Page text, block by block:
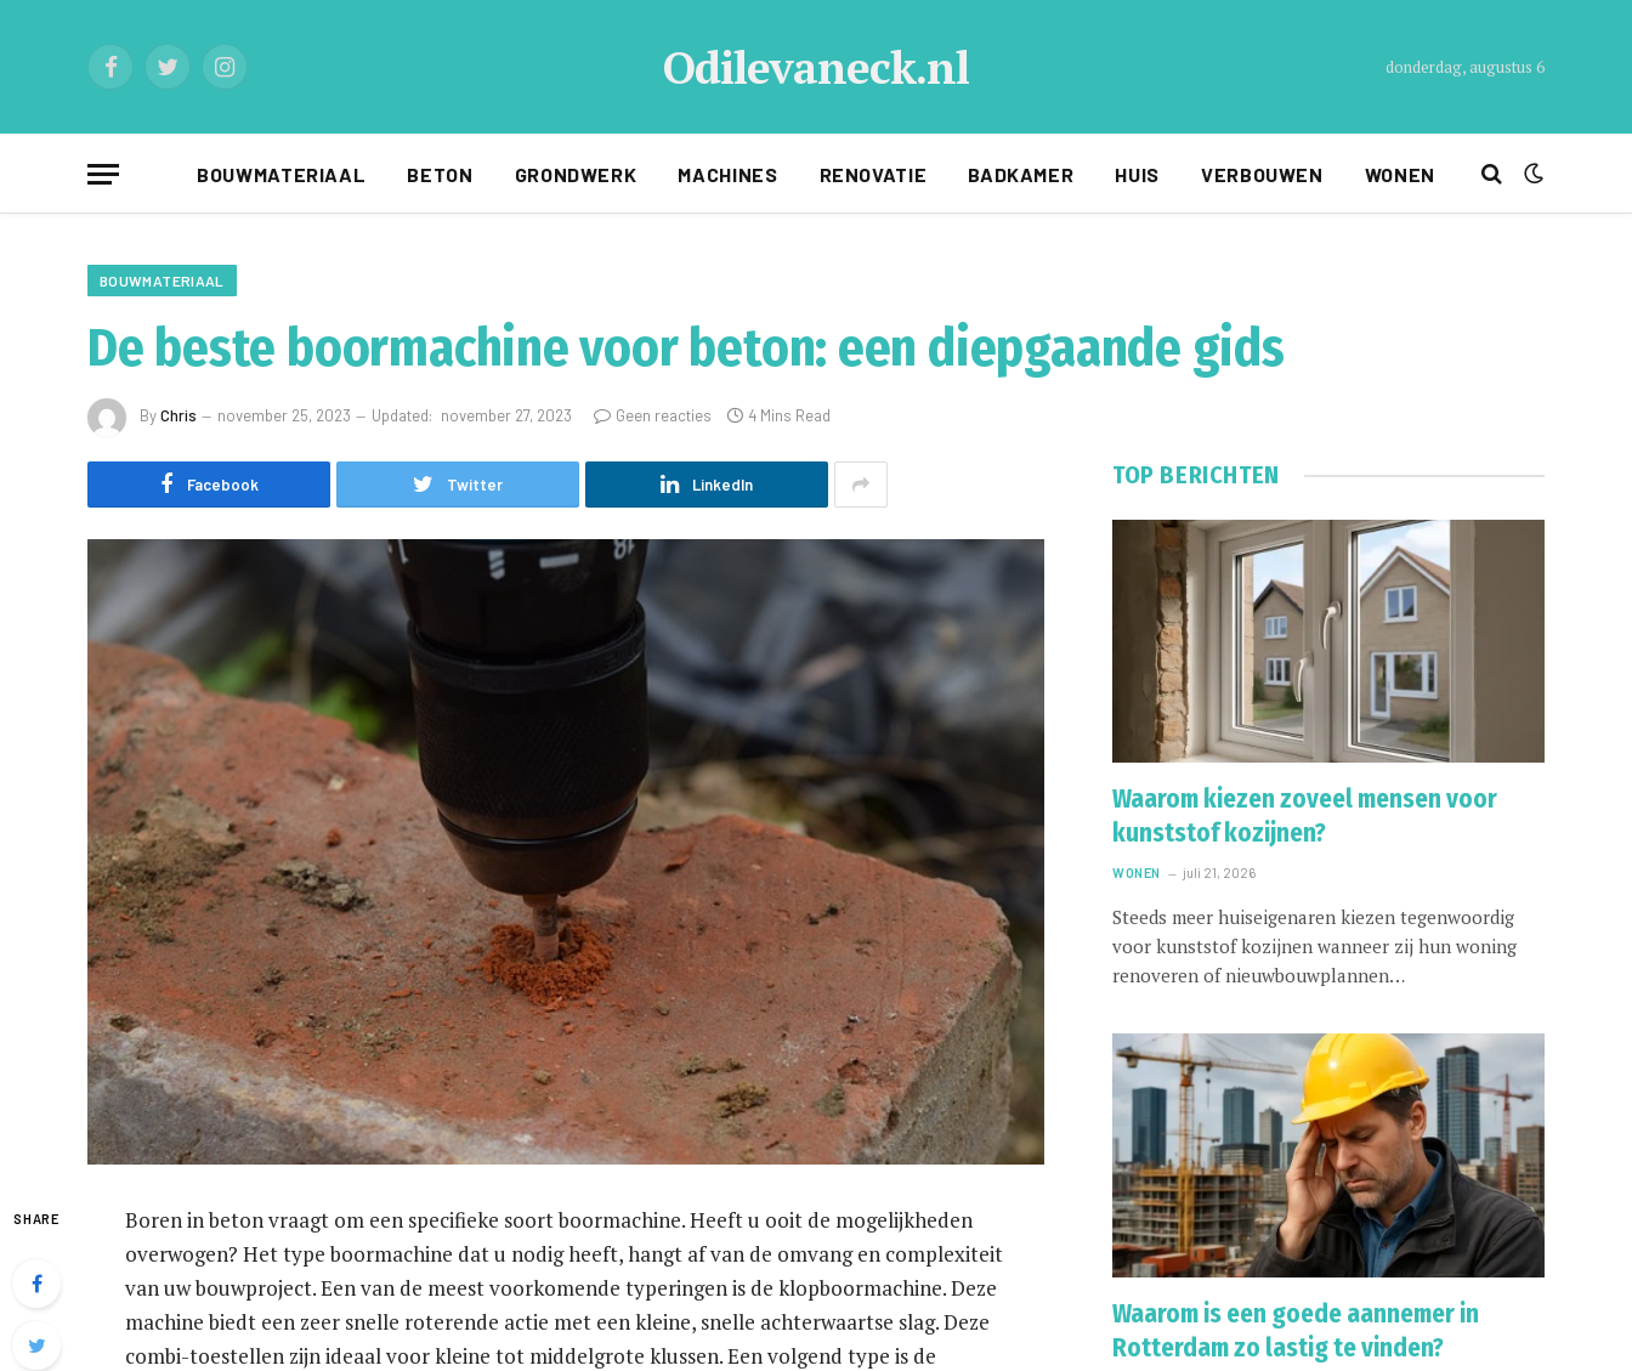
FacebookTwitterInstagram Odilevaneck.nl donderdag, augustus 6
BOUWMATERIAAL BETON GRONDWERK MACHINES RENOVATIE BADKAMER HUIS VERBOUWEN WONEN
BOUWMATERIAAL
De beste boormachine voor beton: een diepgaande gids
ByChris november 25, 2023 Updated: november 27, 2023 Geen reacties 4 Mins Read
Facebook Twitter LinkedIn
SHARE
Boren in beton vraagt om een specifieke soort boormachine. Heeft u ooit de mogelijkheden
overwogen? Het type boormachine dat u nodig heeft, hangt af van de omvang en complexiteit
van uw bouwproject. Een van de meest voorkomende typeringen is de klopboormachine. Deze
machine biedt een zeer snelle roterende actie met een kleine, snelle achterwaartse slag. Deze
combi-toestellen zijn ideaal voor kleine tot middelgrote klussen. Een volgend type is de
TOP BERICHTEN
Waarom kiezen zoveel mensen voor
kunststof kozijnen?
WONEN juli 21, 2026
Steeds meer huiseigenaren kiezen tegenwoordig
voor kunststof kozijnen wanneer zij hun woning
renoveren of nieuwbouwplannen…
Waarom is een goede aannemer in
Rotterdam zo lastig te vinden?